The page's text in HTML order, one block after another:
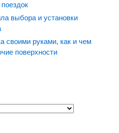
выбора и установки
своими руками, как и чем
поверхности